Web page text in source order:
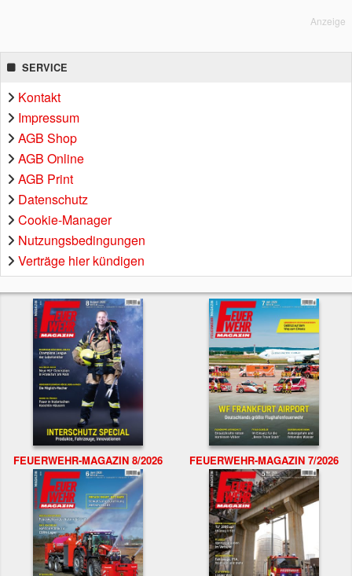
Anzeige
SERVICE
Kontakt
Impressum
AGB Shop
AGB Online
AGB Print
Datenschutz
Cookie-Manager
Nutzungsbedingungen
Verträge hier kündigen
FEUERWEHR-MAGAZIN 8/2026 FEUERWEHR-MAGAZIN 7/2026